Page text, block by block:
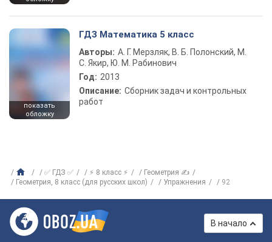
показать
обложку
ГДЗ Математика 5 класс
Авторы: А. Г. Мерзляк, В. Б. Полонский, М.
С. Якир, Ю. М. Рабинович
Год: 2013
Описание: Сборник задач и контрольных
работ
✅ ГДЗ ✅ ⚡ 8 класс ⚡
Геометрия ✍
Геометрия, 8 класс (для русских школ)
Упражнения 92
В начало